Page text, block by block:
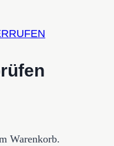
Warenkorb.